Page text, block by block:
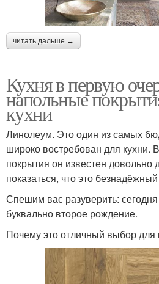
читать дальше →
Кухня в первую
напольные
кухни
Линолеум. Это один из самых
широко востребован для кухни.
покрытия он известен
показаться, что это
Спешим вас разуверить:
буквально второе рождение.
Почему это отличный выбор для